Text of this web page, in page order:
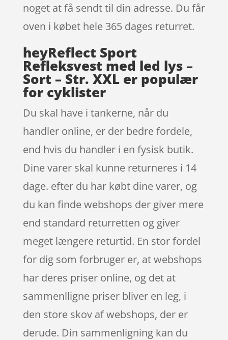
noget at få sendt til din adresse. Du får
oven i købet hele 365 dages returret.
heyReflect Sport
Refleksvest med led lys –
Sort – Str. XXL er populær
for cyklister
Du skal have i tankerne, når du
handler online, er der bedre fordele,
end hvis du handler i en fysisk butik.
Dine varer skal kunne returneres i 14
dage. efter du har købt dine varer, og
du kan finde webshops der giver mere
end standard returretten og giver
meget længere returtid. En stor fordel
for dig som forbruger er, at webshops
har deres priser online, og det at
sammenlligne priser bliver en leg, i
den store skov af webshops, der er
derude. Din sammenligning kan du